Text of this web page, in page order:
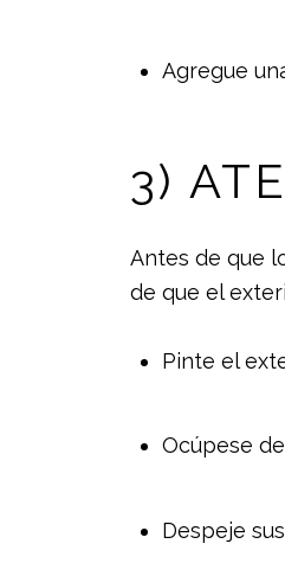
Agregue
3)
Antes de que
de que el
Pinte el
Ocúpese
Despeje